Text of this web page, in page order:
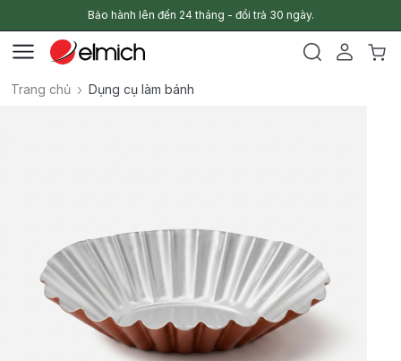
Bảo hành lên đến 24 tháng - đổi trả 30 ngày.
Trang chủ Dụng cụ làm bánh